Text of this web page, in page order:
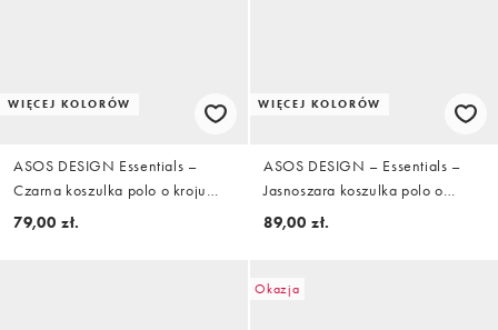
WIĘCEJ KOLORÓW
ASOS DESIGN Essentials –
Czarna koszulka polo o kroju
podkreślającym sylwetkę
79,00 zł.
WIĘCEJ KOLORÓW
ASOS DESIGN – Essentials –
Jasnoszara koszulka polo o
regularnym kroju z piki
89,00 zł.
Okazja